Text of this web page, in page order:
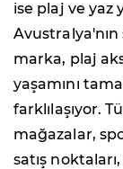
ise plaj ve yaz
marka, plaj
yaşamını
farklılaşıyor.
mağazalar,
satış